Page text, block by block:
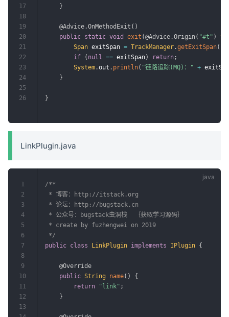
}
@Advice.OnMethodExit ( )
public static void exit (@Advice.Origin( "#t" )
Span exitSpan = TrackManager .getExitSpan(
if
( null == exitSpan) return ;
System .out . println( "链路追踪(MQ)：" +
}
}
17
18
19
20
21
22
23
24
25
26
LinkPlugin.java
/**
* 博客：http://itstack.org
* 论坛：http://bugstack.cn
* 公众号：bugstack虫洞栈  ｛获取学习源码｝
* create by fuzhengwei on 2019
*/
public class LinkPlugin implements IPlugin {
@Override
public String name( )
{
return
"link" ;
}
1
2
3
4
5
6
7
8
9
10
11
12
13